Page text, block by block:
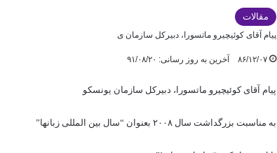
مقالات
پیام آقای کوئیچیرو ماتسورا، دبیرکل سازمان ی
۸۶/۱۲/۰۷ آخرین به روز رسانی: ۹۱/۰۸/۲۰
پیام آقای کوئیچیرو ماتسورا، دبیرکل سازمان یونسکو
به مناسبت بزرگداشت سال ۲۰۰۸ بعنوان “سال بین المللی زبانها”